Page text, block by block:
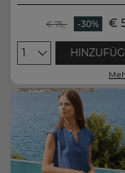
36
38
40
€ 75,- -30% €
1